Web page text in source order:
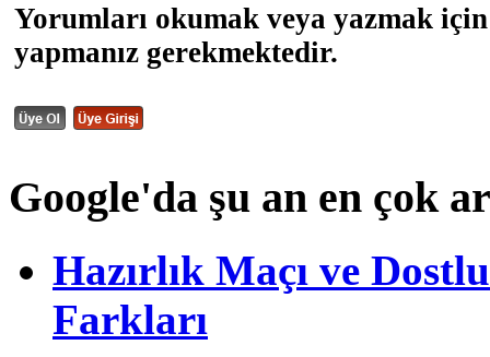
Yorumları okumak veya yazmak
yapmanız gerekmektedir.
Google'da şu an en çok
Hazırlık Maçı ve
Farkları